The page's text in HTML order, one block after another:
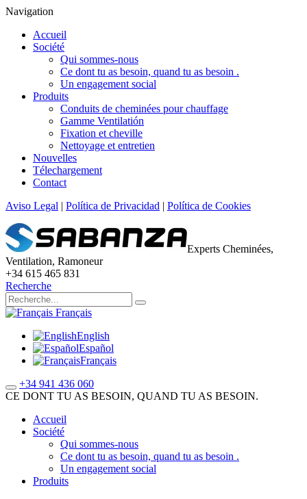
Navigation
Accueil
Société
Qui sommes-nous
Ce dont tu as besoin, quand tu as besoin .
Un engagement social
Produits
Conduits de cheminées pour chauffage
Gamme Ventilatión
Fixation et cheville
Nettoyage et entretien
Nouvelles
Télechargement
Contact
Aviso Legal | Política de Privacidad | Política de Cookies
Experts Cheminées,
Ventilation, Ramoneur
+34 615 465 831
Recherche
Français
English
Español
Français
+34 941 436 060
CE DONT TU AS BESOIN, QUAND TU AS BESOIN.
Accueil
Société
Qui sommes-nous
Ce dont tu as besoin, quand tu as besoin .
Un engagement social
Produits